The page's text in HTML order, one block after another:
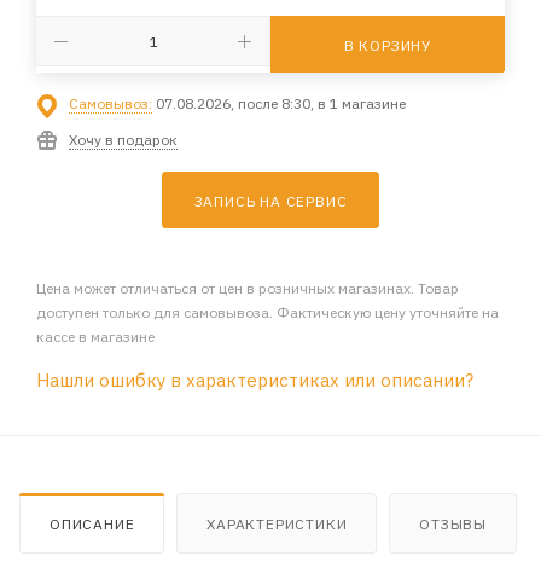
В КОРЗИНУ
Самовывоз: 07.08.2026, после 8:30, в 1 магазине
Хочу в подарок
ЗАПИСЬ НА СЕРВИС
Цена может отличаться от цен в розничных магазинах. Товар
доступен только для самовывоза. Фактическую цену уточняйте на
кассе в магазине
Нашли ошибку в характеристиках или описании?
ОПИСАНИЕ ХАРАКТЕРИСТИКИ ОТЗЫВЫ